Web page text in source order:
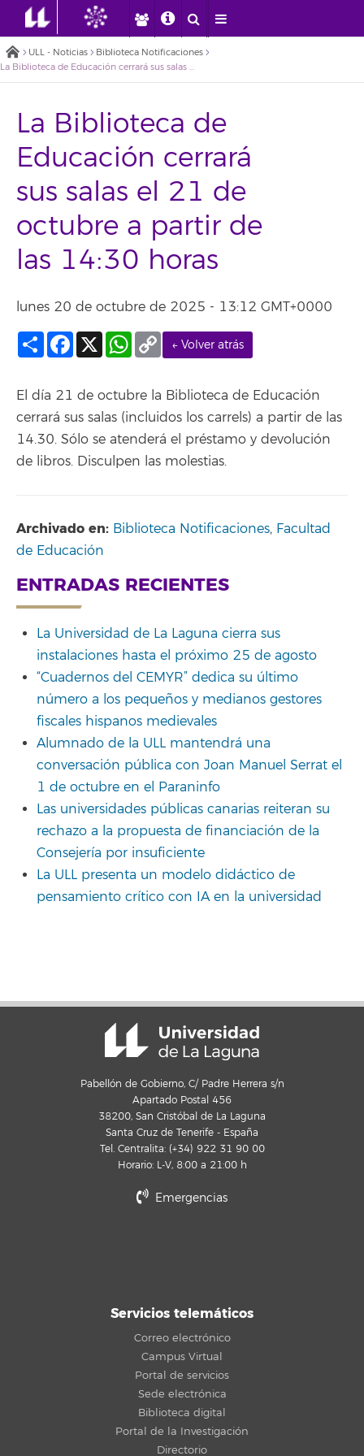
ULL - Noticias
Biblioteca Notificaciones
La Biblioteca de Educación cerrará sus salas el 21 de octubre a partir de las 14:30 horas
La Biblioteca de
Educación cerrará
sus salas el 21 de
octubre a partir de
las 14:30 horas
lunes 20 de octubre de 2025 - 13:12 GMT+0000
← Volver atrás
Compartir
Facebook
X WhatsApp
Copy
Link
El día 21 de octubre la Biblioteca de Educación
cerrará sus salas (incluidos los carrels) a partir de las
14.30. Sólo se atenderá el préstamo y devolución
de libros. Disculpen las molestias.
Archivado en: Biblioteca Notificaciones, Facultad
de Educación
ENTRADAS RECIENTES
La Universidad de La Laguna cierra sus
instalaciones hasta el próximo 25 de agosto
“Cuadernos del CEMYR” dedica su último
número a los pequeños y medianos gestores
fiscales hispanos medievales
Alumnado de la ULL mantendrá una
conversación pública con Joan Manuel Serrat el
1 de octubre en el Paraninfo
Las universidades públicas canarias reiteran su
rechazo a la propuesta de financiación de la
Consejería por insuficiente
La ULL presenta un modelo didáctico de
pensamiento crítico con IA en la universidad
Pabellón de Gobierno, C/ Padre Herrera s/n
Apartado Postal 456
38200, San Cristóbal de La Laguna
Santa Cruz de Tenerife - España
Tel. Centralita: (+34) 922 31 90 00
Horario: L-V, 8:00 a 21:00 h
Emergencias
Servicios telemáticos
Correo electrónico
Campus Virtual
Portal de servicios
Sede electrónica
Biblioteca digital
Portal de la Investigación
Directorio